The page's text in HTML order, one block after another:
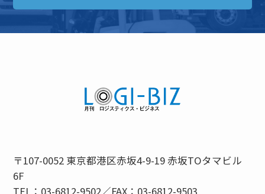
〒107-0052 東京都港区赤坂4-9-19 赤坂TOタマビル
6F
TEL：03-6812-9502／FAX：03-6812-9503